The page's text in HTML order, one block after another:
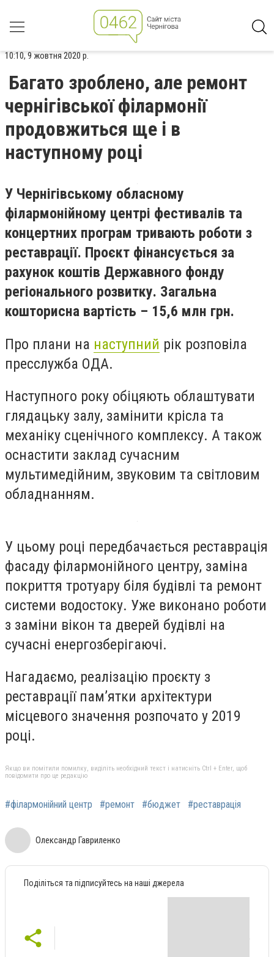
10:10, 9 жовтня 2020 р.
Багато зроблено, але ремонт
чернігівської філармонії
продовжиться ще і в
наступному році
У Чернігівському обласному
філармонійному центрі фестивалів та
концертних програм тривають роботи з
реставрації. Проєкт фінансується за
рахунок коштів Державного фонду
регіонального розвитку. Загальна
кошторисна вартість – 15,6 млн грн.
Про плани на наступний рік розповіла
пресслужба ОДА.
Наступного року обіцяють облаштувати
глядацьку залу, замінити крісла та
механіку сценічного комплексу. А також
оснастити заклад сучасним
мультимедійним, звуковим та світловим
обладнанням.
У цьому році передбачається реставрація
фасаду філармонійного центру, заміна
покриття тротуару біля будівлі та ремонт
системи водостоку. Уже виконано роботи
з заміни вікон та дверей будівлі на
сучасні енергозберігаючі.
Нагадаємо, реалізацію проєкту з
реставрації пам’ятки архітектури
місцевого значення розпочато у 2019
році.
Якщо ви помітили помилку, виділіть необхідний текст і натисніть Ctrl + Enter, щоб
повідомити про це редакцію
#філармонійний центр #ремонт #бюджет #реставрація
Олександр Гавриленко
Поділіться та підписуйтесь на наші джерела